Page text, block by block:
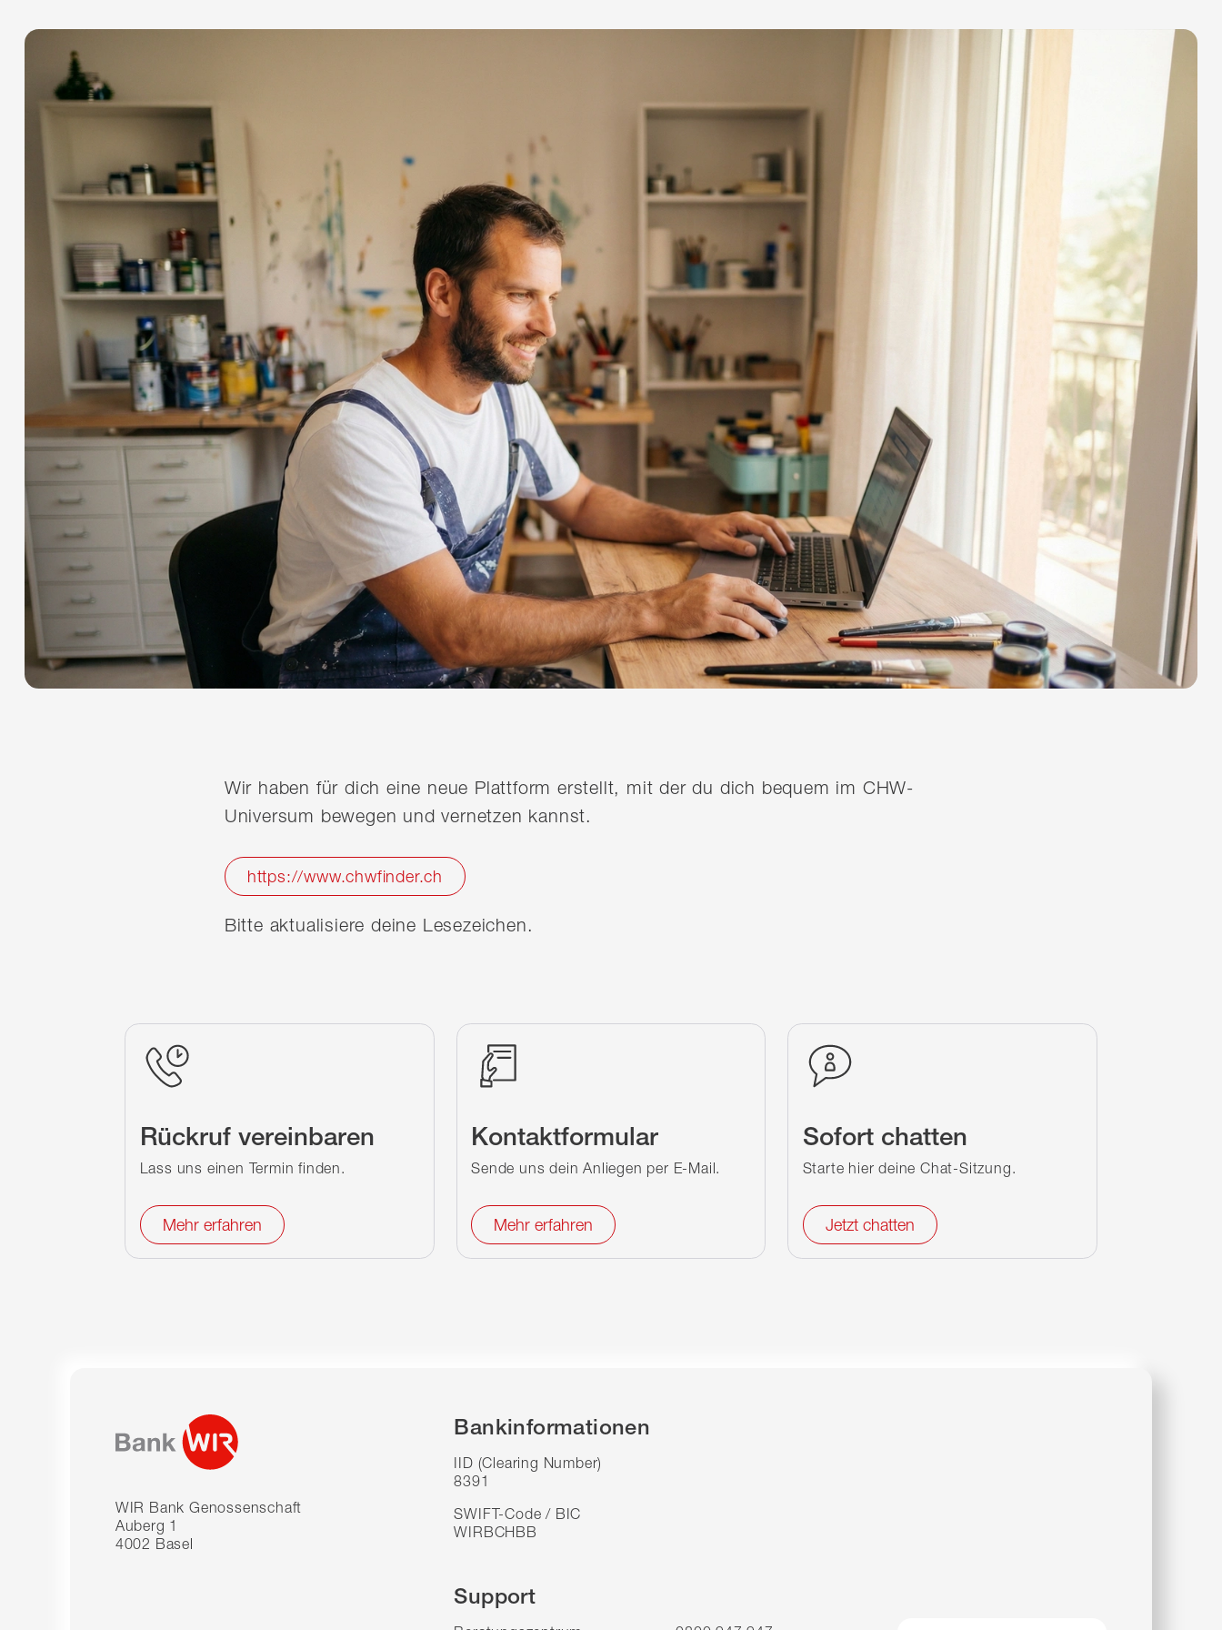
Wir haben für dich eine neue Plattform erstellt, mit der du dich bequem im CHW-
Universum bewegen und vernetzen kannst.
https://www.chwfinder.ch
Bitte aktualisiere deine Lesezeichen.
Rückruf vereinbaren
Lass uns einen Termin finden.
Mehr erfahren
Kontaktformular
Sende uns dein Anliegen per E-Mail.
Mehr erfahren
Sofort chatten
Starte hier deine Chat-Sitzung.
Jetzt chatten
WIR Bank Genossenschaft
Auberg 1
4002 Basel
Bankinformationen
IID (Clearing Number)
8391
SWIFT-Code / BIC
WIRBCHBB
Support